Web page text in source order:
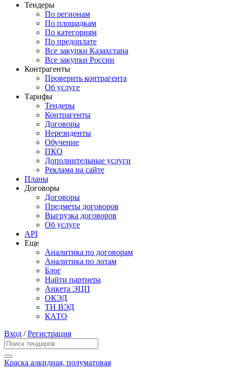
Тендеры
По регионам
По площадкам
По категориям
По предоплате
Все закупки Казахстана
Все закупки России
Контрагенты
Проверить контрагента
Об услуге
Тарифы
Тендеры
Контрагенты
Договоры
Нерезиденты
Обучение
ПКО
Дополнительные услуги
Реклама на сайте
Планы
Договоры
Договоры
Предметы договоров
Выгрузка договоров
Об услуге
API
Еще
Аналитика по договорам
Аналитика по лотам
Блог
Найти партнера
Анкета ЭЦП
ОКЭД
ТН ВЭД
КАТО
Вход /Регистрация
Краска алкидная, полуматовая